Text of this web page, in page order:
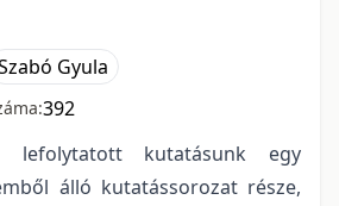
Gyula
392
lefolytatott kutatásunk egy
álló kutatássorozat része,